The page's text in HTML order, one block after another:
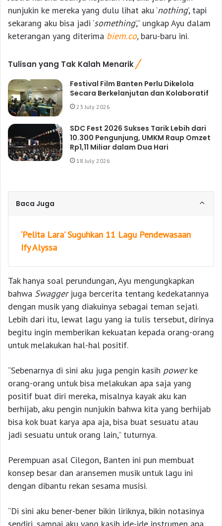
nunjukin ke mereka yang dulu lihat aku ‘nothing’, tapi
sekarang aku bisa jadi ‘something’,” ungkap Ayu dalam
keterangan yang diterima biem.co, baru-baru ini.
Tulisan yang Tak Kalah Menarik
Festival Film Banten Perlu Dikelola
Secara Berkelanjutan dan Kolaboratif
23 July 2026
SDC Fest 2026 Sukses Tarik Lebih dari
10.300 Pengunjung, UMKM Raup Omzet
Rp1,11 Miliar dalam Dua Hari
18 July 2026
Baca Juga
‘Pelita Lara’ Suguhkan 11 Lagu Pendewasaan
Ify Alyssa
Tak hanya soal perundungan, Ayu mengungkapkan
bahwa Swagger juga bercerita tentang kedekatannya
dengan musik yang diakuinya sebagai teman sejati.
Lebih dari itu, lewat lagu yang ia tulis tersebut, dirinya
begitu ingin memberikan kekuatan kepada orang-orang
untuk melakukan hal-hal positif.
“Sebenarnya di sini aku juga pengin kasih powerke
orang-orang untuk bisa melakukan apa saja yang
positif buat diri mereka, misalnya kayak aku kan
berhijab, aku pengin nunjukin bahwa kita yang berhijab
bisa kok buat karya apa aja, bisa buat sesuatu atau
jadi sesuatu untuk orang lain,” tuturnya.
Perempuan asal Cilegon, Banten ini pun membuat
konsep besar dan aransemen musik untuk lagu ini
dengan dibantu rekan sesama musisi.
“Di sini aku bener-bener bikin liriknya, bikin notasinya